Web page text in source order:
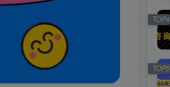
TOP4
TOP5